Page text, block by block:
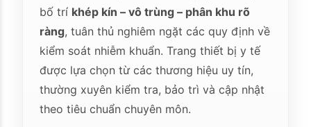
bố trí khép kín – vô trùng – phân khu rõ
ràng, tuân thủ nghiêm ngặt các quy định về
kiểm soát nhiễm khuẩn. Trang thiết bị y tế
được lựa chọn từ các thương hiệu uy tín,
thường xuyên kiểm tra, bảo trì và cập nhật
theo tiêu chuẩn chuyên môn.